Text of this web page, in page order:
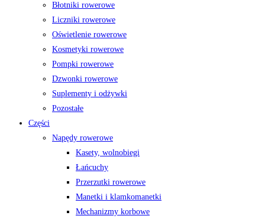
Błotniki rowerowe
Liczniki rowerowe
Oświetlenie rowerowe
Kosmetyki rowerowe
Pompki rowerowe
Dzwonki rowerowe
Suplementy i odżywki
Pozostałe
Części
Napędy rowerowe
Kasety, wolnobiegi
Łańcuchy
Przerzutki rowerowe
Manetki i klamkomanetki
Mechanizmy korbowe